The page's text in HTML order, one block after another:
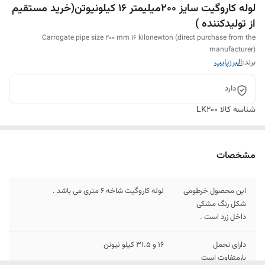
لوله کاروگیت سایز 200میلیمتر 16 کیلونیوتن(خرید مستقیم
از تولیدکننده )
Carrogate pipe size 200 mm 16 kilonewton (direct purchase from the
manufacturer)
برند:البرزپایپ
دارد
شناسه کالا LK200
مشخصات
این محصول خرطومی
شکل رنگ مشکی
داخل زرد است .
لوله کاروگیت شاخه 6 متری می باشد .
دارای تحمل
بارمتفاوت است
16 و 31.5 کیلو نیوتن